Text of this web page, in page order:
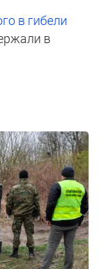
в гибели
в